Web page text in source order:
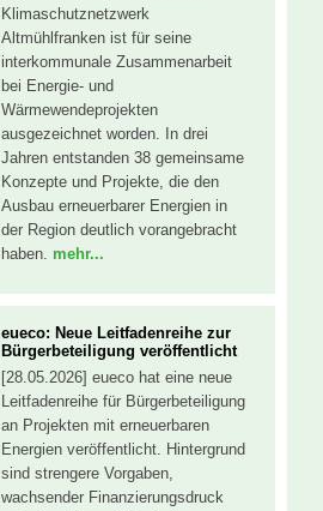
Klimaschutznetzwerk
Altmühlfranken ist für seine
interkommunale Zusammenarbeit
bei Energie- und
Wärmewendeprojekten
ausgezeichnet worden. In drei
Jahren entstanden 38 gemeinsame
Konzepte und Projekte, die den
Ausbau erneuerbarer Energien in
der Region deutlich vorangebracht
haben. mehr...
eueco: Neue Leitfadenreihe zur
Bürgerbeteiligung veröffentlicht
[28.05.2026] eueco hat eine neue
Leitfadenreihe für Bürgerbeteiligung
an Projekten mit erneuerbaren
Energien veröffentlicht. Hintergrund
sind strengere Vorgaben,
wachsender Finanzierungsdruck